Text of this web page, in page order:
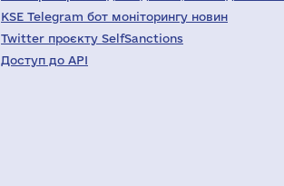
KSE Telegram бот моніторингу новин
Twitter проєкту SelfSanctions
Доступ до API